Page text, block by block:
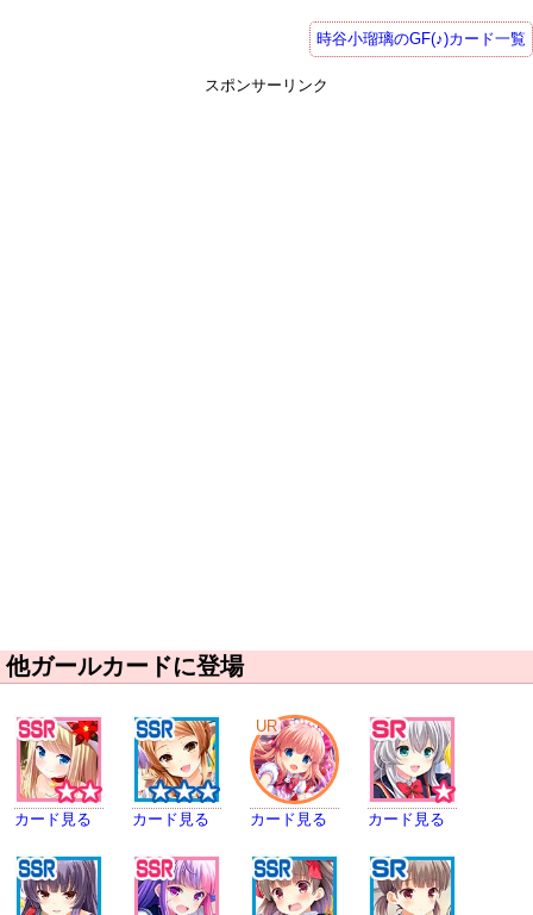
時谷小瑠璃のGF(♪)カード一覧
スポンサーリンク
他ガールカードに登場
カード見る カード見る
UR
カード見る カード見る